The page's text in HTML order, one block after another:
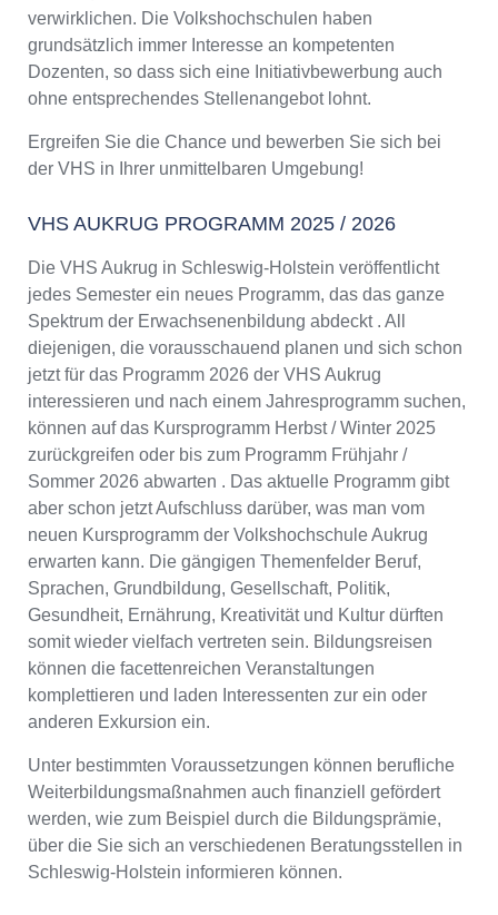
verwirklichen. Die Volkshochschulen haben
grundsätzlich immer Interesse an kompetenten
Dozenten, so dass sich eine Initiativbewerbung auch
ohne entsprechendes Stellenangebot lohnt.
Ergreifen Sie die Chance und bewerben Sie sich bei
der VHS in Ihrer unmittelbaren Umgebung!
VHS AUKRUG PROGRAMM 2025 / 2026
Die VHS Aukrug in Schleswig-Holstein veröffentlicht
jedes Semester ein neues Programm, das das ganze
Spektrum der Erwachsenenbildung abdeckt . All
diejenigen, die vorausschauend planen und sich schon
jetzt für das Programm 2026 der VHS Aukrug
interessieren und nach einem Jahresprogramm suchen,
können auf das Kursprogramm Herbst / Winter 2025
zurückgreifen oder bis zum Programm Frühjahr /
Sommer 2026 abwarten . Das aktuelle Programm gibt
aber schon jetzt Aufschluss darüber, was man vom
neuen Kursprogramm der Volkshochschule Aukrug
erwarten kann. Die gängigen Themenfelder Beruf,
Sprachen, Grundbildung, Gesellschaft, Politik,
Gesundheit, Ernährung, Kreativität und Kultur dürften
somit wieder vielfach vertreten sein. Bildungsreisen
können die facettenreichen Veranstaltungen
komplettieren und laden Interessenten zur ein oder
anderen Exkursion ein.
Unter bestimmten Voraussetzungen können berufliche
Weiterbildungsmaßnahmen auch finanziell gefördert
werden, wie zum Beispiel durch die Bildungsprämie,
über die Sie sich an verschiedenen Beratungsstellen in
Schleswig-Holstein informieren können.